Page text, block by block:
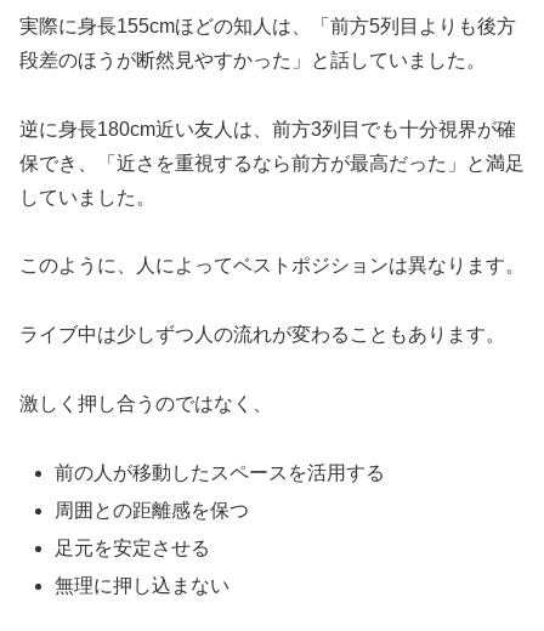
実際に身長155cmほどの知人は、「前方5列目よりも後方
段差のほうが断然見やすかった」と話していました。
逆に身長180cm近い友人は、前方3列目でも十分視界が確
保でき、「近さを重視するなら前方が最高だった」と満足
していました。
このように、人によってベストポジションは異なります。
ライブ中は少しずつ人の流れが変わることもあります。
激しく押し合うのではなく、
前の人が移動したスペースを活用する
周囲との距離感を保つ
足元を安定させる
無理に押し込まない